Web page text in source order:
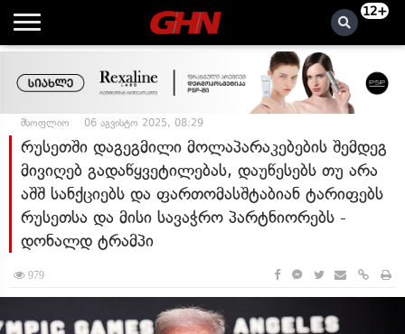
12+
მსოფლიო 06 აგვისტო 2025, 08:29
რუსეთში დაგეგმილი მოლაპარაკებების შემდეგ
მივიღებ გადაწყვეტილებას, დაუწესებს თუ არა
აშშ სანქციებს და ფართომასშტაბიან ტარიფებს
რუსეთსა და მისი სავაჭრო პარტნიორებს -
დონალდ ტრამპი
979